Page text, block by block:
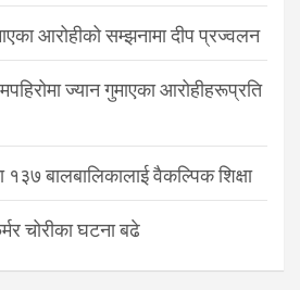
आरोहीको सम्झनामा दीप प्रज्वलन
ज्यान गुमाएका आरोहीहरूप्रति
१३७ बालबालिकालाई वैकल्पिक शिक्षा
चोरीका घटना बढे